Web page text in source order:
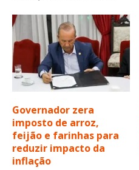
Governador zera
imposto de arroz,
feijão e farinhas para
reduzir impacto da
inflação